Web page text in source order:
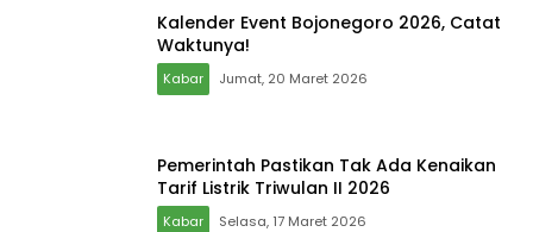
Kalender Event Bojonegoro 2026, Catat
Waktunya!
Kabar Jumat, 20 Maret 2026
Pemerintah Pastikan Tak Ada Kenaikan
Tarif Listrik Triwulan II 2026
Kabar Selasa, 17 Maret 2026